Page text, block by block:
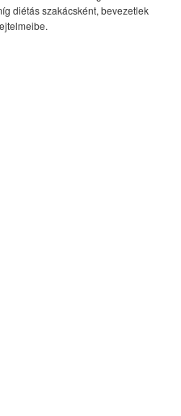
diétás szakácsként, bevezetlek